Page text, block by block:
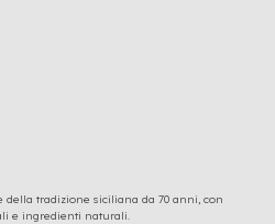
della tradizione siciliana da 70 anni, con
e ingredienti naturali.